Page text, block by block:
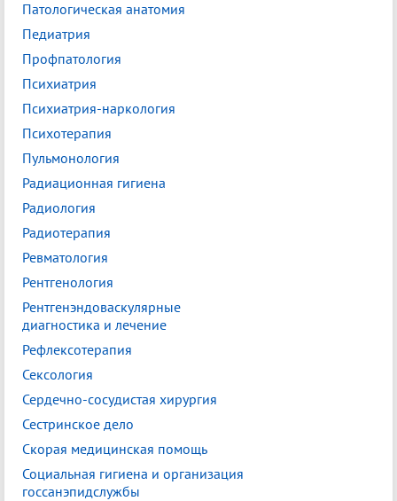
Патологическая анатомия
Педиатрия
Профпатология
Психиатрия
Психиатрия-наркология
Психотерапия
Пульмонология
Радиационная гигиена
Радиология
Радиотерапия
Ревматология
Рентгенология
Рентгенэндоваскулярные
диагностика и лечение
Рефлексотерапия
Сексология
Сердечно-сосудистая хирургия
Сестринское дело
Скорая медицинская помощь
Социальная гигиена и организация
госсанэпидслужбы